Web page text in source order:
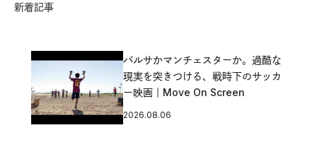
新着記事
バルサかマンチェスターか。過酷な
現実を突きつける、戦時下のサッカ
ー映画｜Move On Screen
2026.08.06